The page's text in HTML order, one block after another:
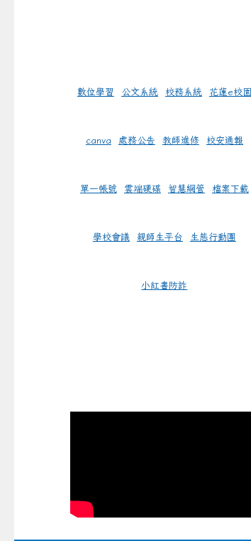
數位學習 公文系統 校務系統 花蓮e校園
canva 處務公告 教師進修 校安通報
單一帳號 雲端硬碟 智慧網管 檔案下載
學校會議 親師生平台 生態行動團
小紅書防詐